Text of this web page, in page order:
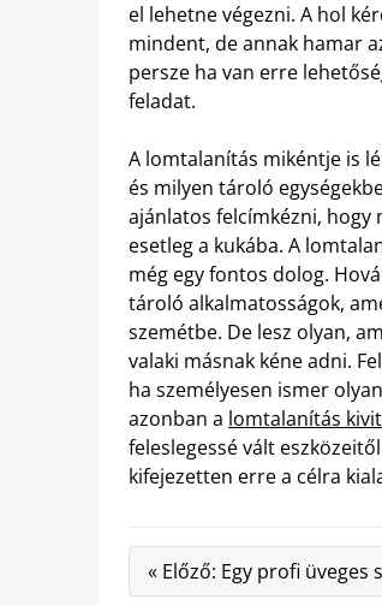
el lehetne végezni. A hol
mindent, de annak hamar
persze ha van erre
feladat.
A lomtalanítás mikéntje is
és milyen tároló
ajánlatos felcímkézni, hogy
esetleg a kukába. A
még egy fontos dolog.
tároló alkalmatosságok,
szemétbe. De lesz olyan,
valaki másnak kéne adni.
ha személyesen ismer
azonban a lomtalanítás
feleslegessé vált
kifejezetten erre a célra
« Előző: Egy profi üveges